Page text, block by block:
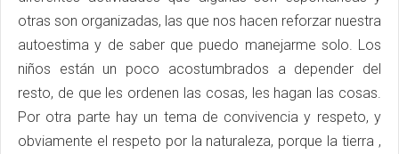
otras son organizadas, las que nos hacen reforzar nuestra
autoestima y de saber que puedo manejarme solo. Los
niños están un poco acostumbrados a depender del
resto, de que les ordenen las cosas, les hagan las cosas.
Por otra parte hay un tema de convivencia y respeto, y
obviamente el respeto por la naturaleza, porque la tierra ,